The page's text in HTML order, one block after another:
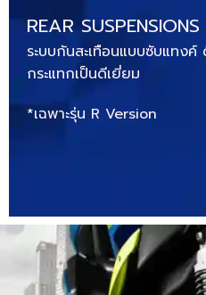
REAR
ระบบกันสะเทือนแบบซับแทง
กระแทกเป็นดีเยี่ยม
*เฉพาะรุ่น R Version